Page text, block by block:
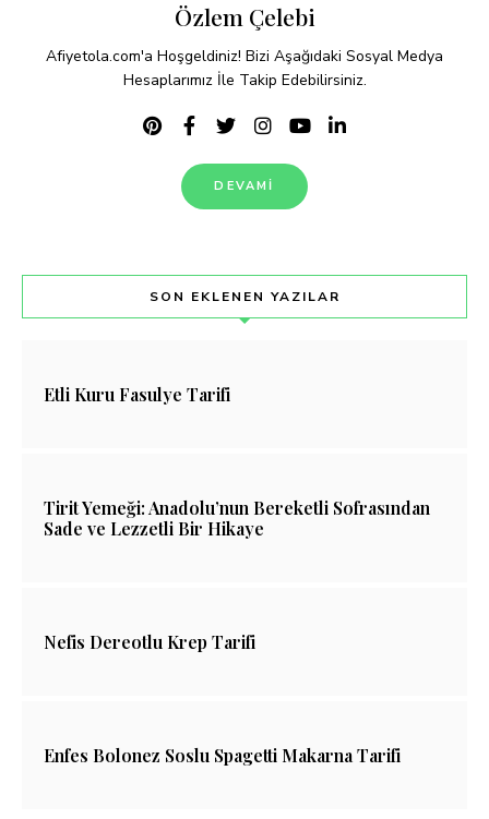
Özlem Çelebi
Afiyetola.com'a Hoşgeldiniz! Bizi Aşağıdaki Sosyal Medya
Hesaplarımız İle Takip Edebilirsiniz.
DEVAMI
SON EKLENEN YAZILAR
Etli Kuru Fasulye Tarifi
Tirit Yemeği: Anadolu’nun Bereketli Sofrasından
Sade ve Lezzetli Bir Hikaye
Nefis Dereotlu Krep Tarifi
Enfes Bolonez Soslu Spagetti Makarna Tarifi